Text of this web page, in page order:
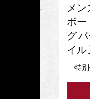
メ
ボー
グ
イル
特